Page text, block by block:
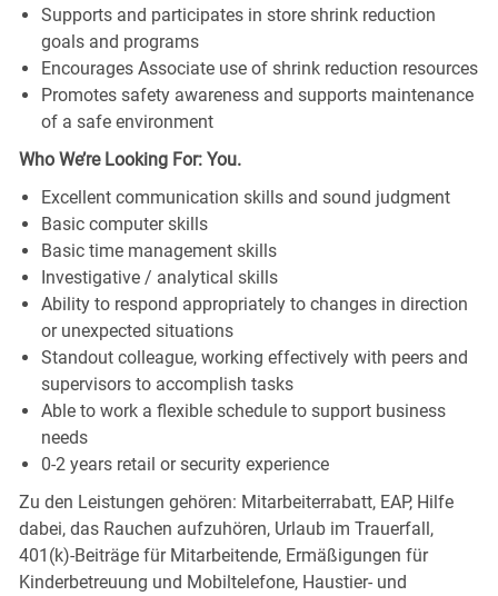
Supports and participates in store shrink reduction
goals and programs
Encourages Associate use of shrink reduction resources
Promotes safety awareness and supports maintenance
of a safe environment
Who We’re Looking For: You.
Excellent communication skills and sound judgment
Basic computer skills
Basic time management skills
Investigative / analytical skills
Ability to respond appropriately to changes in direction
or unexpected situations
Standout colleague, working effectively with peers and
supervisors to accomplish tasks
Able to work a flexible schedule to support business
needs
0-2 years retail or security experience
Zu den Leistungen gehören: Mitarbeiterrabatt, EAP, Hilfe
dabei, das Rauchen aufzuhören, Urlaub im Trauerfall,
401(k)-Beiträge für Mitarbeitende, Ermäßigungen für
Kinderbetreuung und Mobiltelefone, Haustier- und